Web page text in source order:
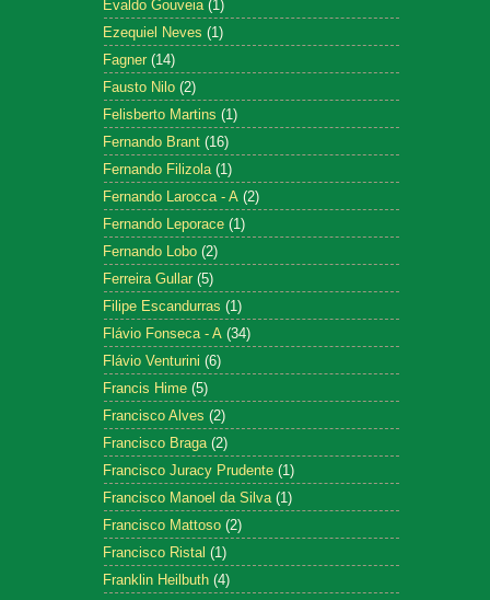
Evaldo Gouveia (1)
Ezequiel Neves (1)
Fagner (14)
Fausto Nilo (2)
Felisberto Martins (1)
Fernando Brant (16)
Fernando Filizola (1)
Fernando Larocca - A (2)
Fernando Leporace (1)
Fernando Lobo (2)
Ferreira Gullar (5)
Filipe Escandurras (1)
Flávio Fonseca - A (34)
Flávio Venturini (6)
Francis Hime (5)
Francisco Alves (2)
Francisco Braga (2)
Francisco Juracy Prudente (1)
Francisco Manoel da Silva (1)
Francisco Mattoso (2)
Francisco Ristal (1)
Franklin Heilbuth (4)